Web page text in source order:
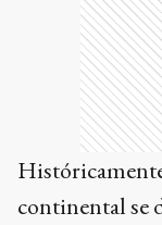
continental se